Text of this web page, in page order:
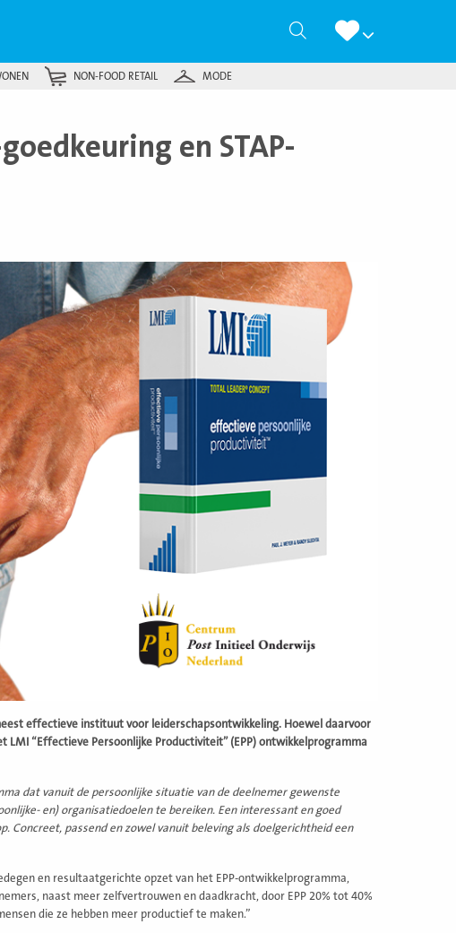
Zoeken
NON-FOOD RETAIL MODE
en STAP-
effectieve instituut voor leiderschapsontwikkeling. Hoewel daarvoor
“Effectieve Persoonlijke Productiviteit” (EPP) ontwikkelprogramma
dat vanuit de persoonlijke situatie van de deelnemer gewenste
en) organisatiedoelen te bereiken. Een interessant en goed
passend en zowel vanuit beleving als doelgerichtheid een
en resultaatgerichte opzet van het EPP-ontwikkelprogramma,
naast meer zelfvertrouwen en daadkracht, door EPP 20% tot 40%
die ze hebben meer productief te maken.”